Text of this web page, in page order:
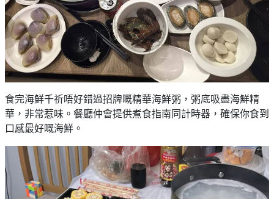
食完海鮮千祈唔好錯過招牌嘅精華海鮮粥，粥底吸盡海鮮精
華，非常惹味。餐廳仲會提供煮食指南同計時器，確保你食到
口感最好嘅海鮮。